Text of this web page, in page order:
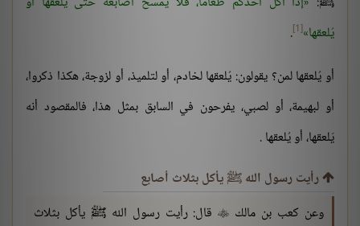
يُلعقها [1]
.
أو يُلعقها لمن؟ يقولون: يُلعقها لخادم، أو لتلميذ، أو لزوجة، هكذا ذكروا،
أو لبهيمة، أو لصبي، يفرحون في السابق بمثل هذا، فالمقصود أنه
يَلعقها، أو يُلعقها .
رأيت رسول الله ﷺ يأكل بثلاث أصابع
وعن كعب بن مالك قال: رأيت رسول الله ﷺ يأكل بثلاث